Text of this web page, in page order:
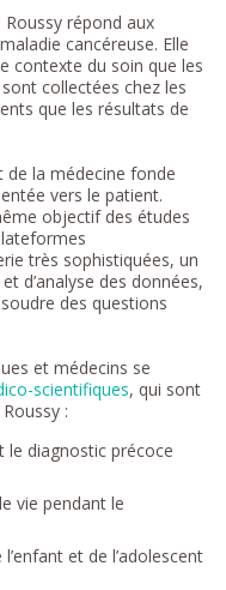
Roussy répond aux
cancéreuse. Elle
contexte du soin que les
collectées chez les
que les résultats de
de la médecine fonde
vers le patient.
objectif des études
très sophistiquées, un
d’analyse des données,
des questions
et médecins se
scientifiques, qui sont
:
le diagnostic précoce
vie pendant le
et de l’adolescent